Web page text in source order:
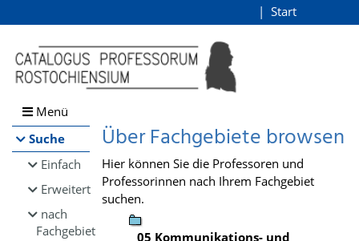
Browsen
direkt zum Inhalt
Start
Menü
Suche
Einfach
Erweitert
nach
Fachgebiet
Über Fachgebiete browsen
Hier können Sie die Professoren und
Professorinnen nach Ihrem Fachgebiet
suchen.
05 Kommunikations- und